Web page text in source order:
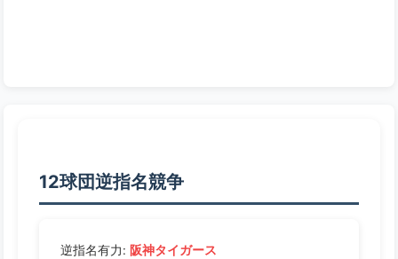
12球団逆指名競争
逆指名有力: 阪神タイガース